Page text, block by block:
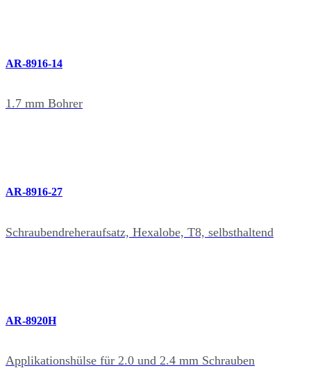
AR-8916-14
1.7 mm Bohrer
AR-8916-27
Schraubendreheraufsatz, Hexalobe, T8, selbsthaltend
AR-8920H
Applikationshülse für 2.0 und 2.4 mm Schrauben